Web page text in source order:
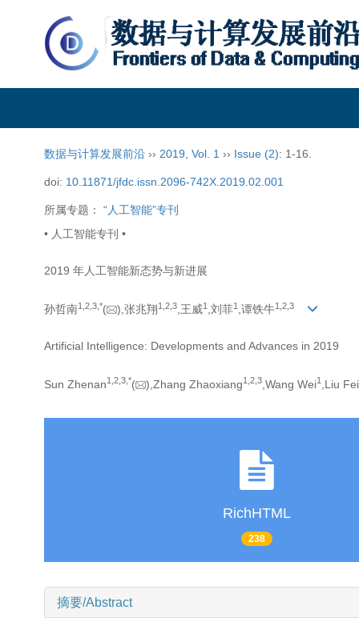
数据与计算发展前沿 ›› 2019 Vol. 1 ›› Issue (2): 1-16.
doi: 10.11871/jfdc.issn.2096-742X.2019.02.001
所属专题： “人工智能”专刊
• 人工智能专刊 •
2019 年人工智能新态势与新进展
孙哲南1, 2, 3, *( ),张兆翔1, 2, 3 ,王威1 ,刘菲1 ,谭铁牛1, 2, 3
Artificial Intelligence: Developments and Advances in 2019
Sun Zhenan1, 2, 3, *( ),Zhang Zhaoxiang1, 2, 3 ,Wang Wei1 ,Liu Fei
RichHTML
238
摘要/Abstract